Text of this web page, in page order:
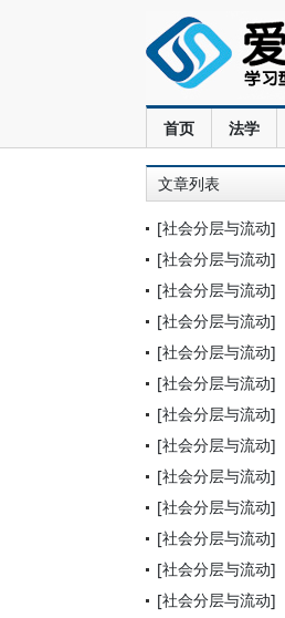
首页 法学
文章列表
[社会分层与流动]
[社会分层与流动]
[社会分层与流动]
[社会分层与流动]
[社会分层与流动]
[社会分层与流动]
[社会分层与流动]
[社会分层与流动]
[社会分层与流动]
[社会分层与流动]
[社会分层与流动]
[社会分层与流动]
[社会分层与流动]